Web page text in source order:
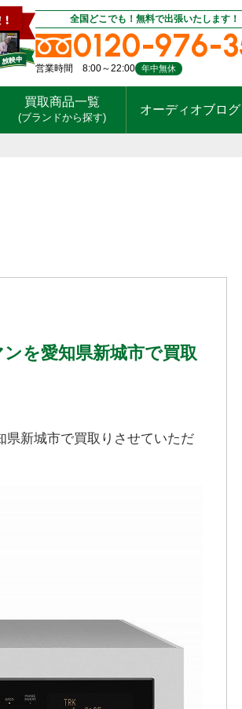
全国どこでも！無料で出張いたします！
0120-976-
営業時間 8:00～22:00 年中無休
買取商品一覧
(ブランドから探す)
オーディオブログ
を愛知県新城市で買取
県新城市で買取りさせていただ